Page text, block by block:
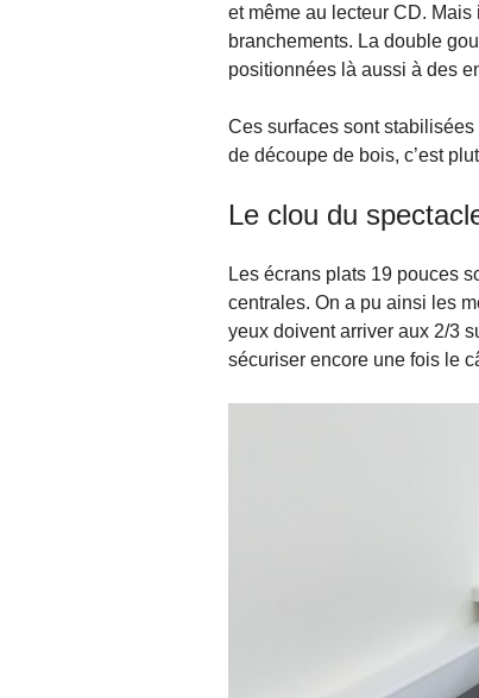
et même au lecteur CD.
branchements. La double
positionnées là aussi à des
Ces surfaces sont
de découpe de bois, c’est
Le clou du
Les écrans plats 19 pouces
centrales. On a pu ainsi les
yeux doivent arriver aux 2/3
sécuriser encore une fois le